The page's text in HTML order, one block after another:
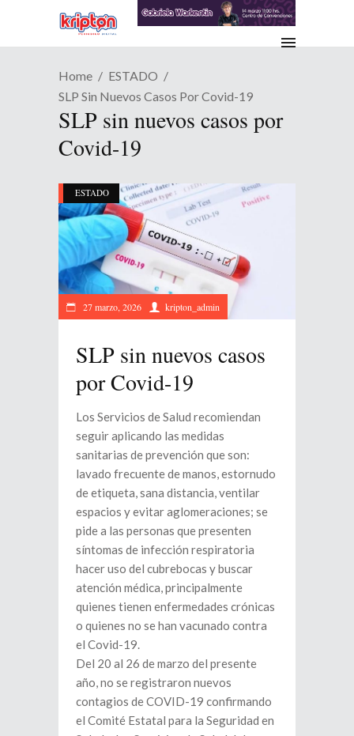
Home
ESTADO
SLP Sin Nuevos Casos Por Covid-19
SLP sin nuevos casos por
Covid-19
ESTADO
27 marzo, 2026 kripton_admin
SLP sin nuevos casos
por Covid-19
Los Servicios de Salud recomiendan
seguir aplicando las medidas
sanitarias de prevención que son:
lavado frecuente de manos, estornudo
de etiqueta, sana distancia, ventilar
espacios y evitar aglomeraciones; se
pide a las personas que presenten
síntomas de infección respiratoria
hacer uso del cubrebocas y buscar
atención médica, principalmente
quienes tienen enfermedades crónicas
o quienes no se han vacunado contra
el Covid-19.
Del 20 al 26 de marzo del presente
año, no se registraron nuevos
contagios de COVID-19 confirmando
el Comité Estatal para la Seguridad en